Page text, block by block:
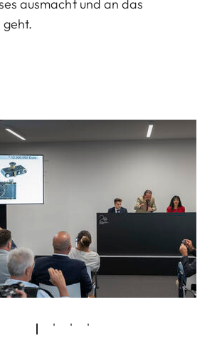
ausmacht und an das
geht.